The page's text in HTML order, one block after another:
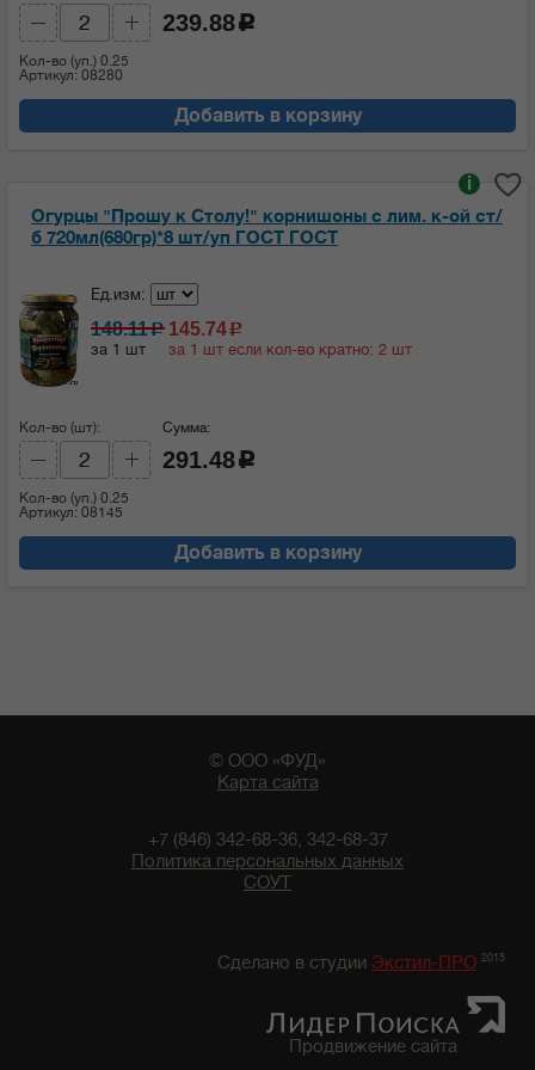
Кол-во (уп.) 0.25
Артикул: 08280
239.88 c
Добавить в корзину
Огурцы "Прошу к Столу!" корнишоны с лим. к-ой ст/
б 720мл(680гр)*8 шт/уп ГОСТ ГОСТ
i
Ед.изм:
148.11c
за 1 шт
145.74c
за 1 шт если кол-во кратно: 2 шт
Кол-во (шт):
Кол-во (уп.) 0.25
Артикул: 08145
Сумма:
291.48 c
Добавить в корзину
© ООО «ФУД»
Карта сайта
+7 (846) 342-68-36, 342-68-37
Политика персональных данных
СОУТ
Сделано в студии Экстил-ПРО 2015
Продвижение сайта